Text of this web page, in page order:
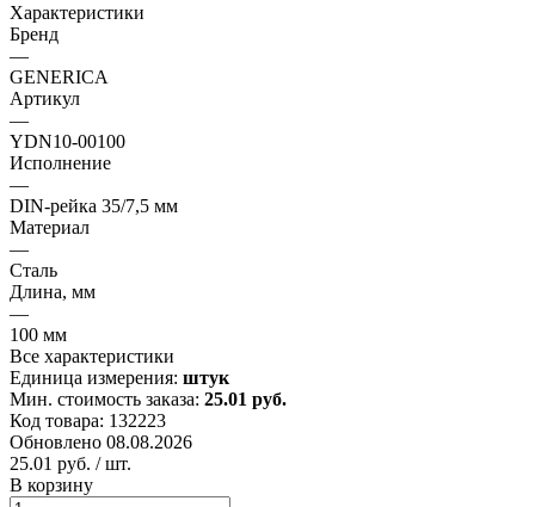
Характеристики
Бренд
—
GENERICA
Артикул
—
YDN10-00100
Исполнение
—
DIN-рейка 35/7,5 мм
Материал
—
Сталь
Длина, мм
—
100 мм
Все характеристики
Единица измерения: штук
Мин. стоимость заказа: 25.01 руб.
Код товара: 132223
Обновлено 08.08.2026
25.01 руб. / шт.
В корзину